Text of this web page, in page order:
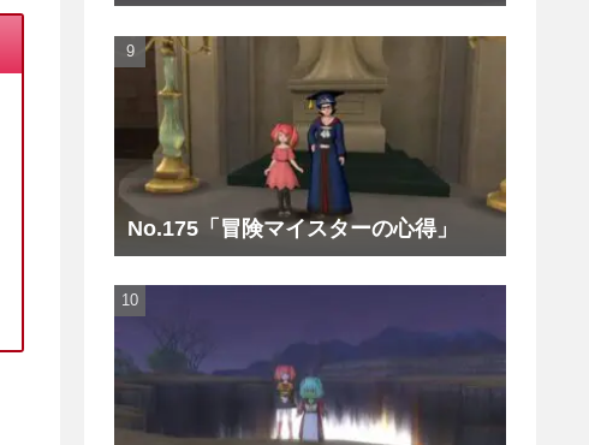
No.175「冒険マイスターの心得」